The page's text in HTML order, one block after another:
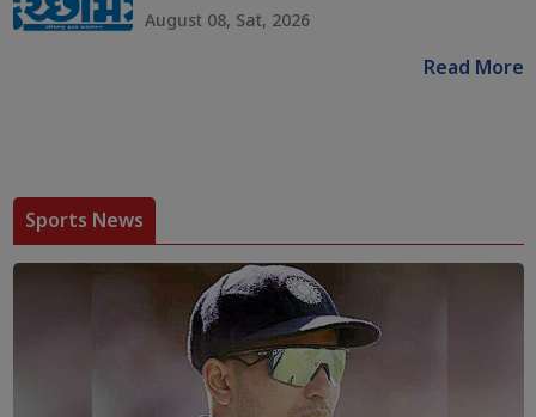
August 08, Sat, 2026
Read More
Sports News